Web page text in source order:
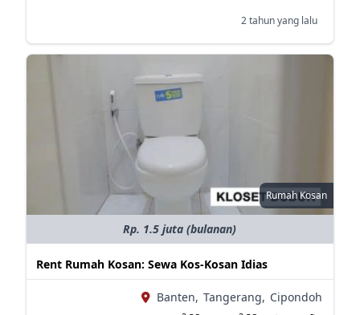
2 tahun yang lalu
Rumah Kosan
Rp. 1.5 juta (bulanan)
Rent Rumah Kosan: Sewa Kos-Kosan Idias
Banten, Tangerang, Cipondoh